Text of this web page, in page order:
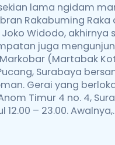
lama ngidam
Rakabuming Raka
Joko Widodo, akhirnya
juga
(Martabak
Surabaya
Gerai yang
Timur 4 no. 4,
12.00 – 23.00.